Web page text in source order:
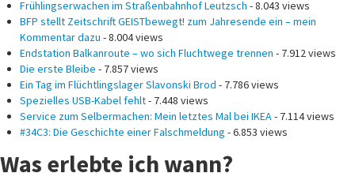
Frühlingserwachen im Straßenbahnhof Leutzsch - 8.043 views
BFP stellt Zeitschrift GEISTbewegt! zum Jahresende ein – mein
Kommentar dazu - 8.004 views
Endstation Balkanroute – wo sich Fluchtwege trennen - 7.912 views
Die erste Bleibe - 7.857 views
Ein Tag im Flüchtlingslager Slavonski Brod - 7.786 views
Spezielles USB-Kabel fehlt- 7.448 views
Service zum Selbermachen: Mein letztes Mal bei IKEA - 7.114 views
#34C3: Die Geschichte einer Falschmeldung - 6.853 views
Was erlebte ich wann?